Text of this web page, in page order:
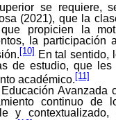
se requiere,
(2021), que la
que propicien la
la
[10]En tal sentido,
de estudio, que
académico. [11]
Avanzada
continuo de
y